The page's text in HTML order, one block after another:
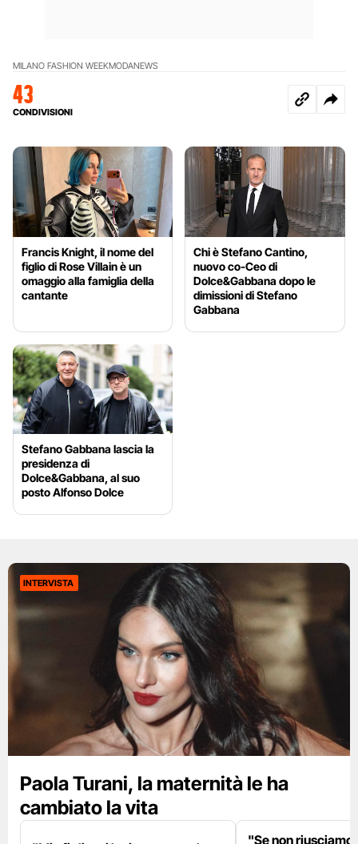
MILANO FASHION WEEKMODANEWS
43
CONDIVISIONI
Francis Knight, il nome del
figlio di Rose Villain è un
omaggio alla famiglia della
cantante
Chi è Stefano Cantino,
nuovo co-Ceo di
Dolce&Gabbana dopo le
dimissioni di Stefano
Gabbana
Stefano Gabbana lascia la
presidenza di
Dolce&Gabbana, al suo
posto Alfonso Dolce
INTERVISTA
Paola Turani, la maternità le ha
cambiato la vita
"Se non riusciamo